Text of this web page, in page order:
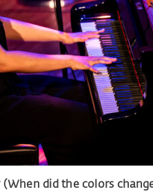
(When did the colors